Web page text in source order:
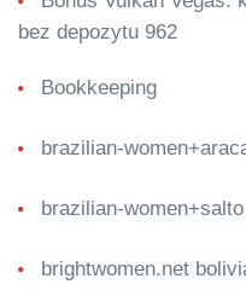
bez depozytu 962
Bookkeeping
brazilian-
brazilian-
brightwomen.net